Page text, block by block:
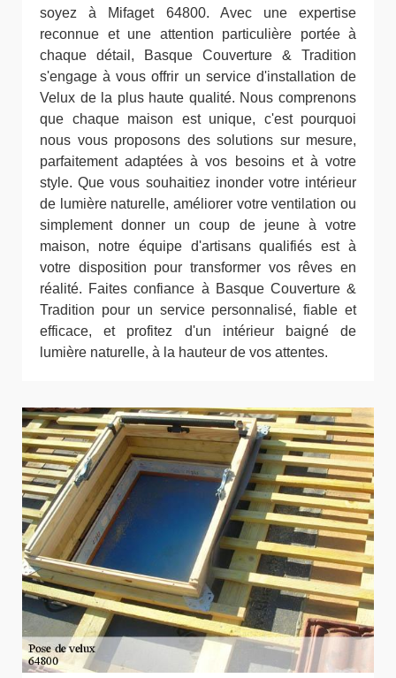
soyez à Mifaget 64800. Avec une expertise
reconnue et une attention particulière portée à
chaque détail, Basque Couverture & Tradition
s'engage à vous offrir un service d'installation de
Velux de la plus haute qualité. Nous comprenons
que chaque maison est unique, c'est pourquoi
nous vous proposons des solutions sur mesure,
parfaitement adaptées à vos besoins et à votre
style. Que vous souhaitiez inonder votre intérieur
de lumière naturelle, améliorer votre ventilation ou
simplement donner un coup de jeune à votre
maison, notre équipe d'artisans qualifiés est à
votre disposition pour transformer vos rêves en
réalité. Faites confiance à Basque Couverture &
Tradition pour un service personnalisé, fiable et
efficace, et profitez d'un intérieur baigné de
lumière naturelle, à la hauteur de vos attentes.